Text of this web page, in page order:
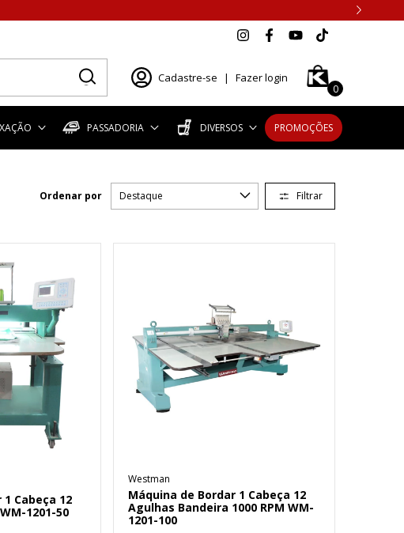
Cadastre-se | Fazer login
0
PASSADORIA DIVERSOS PROMOÇÕES
Ordenar por Filtrar
Cabeça 12
1201-50
Westman
Máquina de Bordar 1 Cabeça 12
Agulhas Bandeira 1000 RPM WM-
1201-100